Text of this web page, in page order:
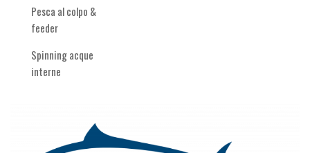
Pesca al colpo &
feeder
Spinning acque
interne